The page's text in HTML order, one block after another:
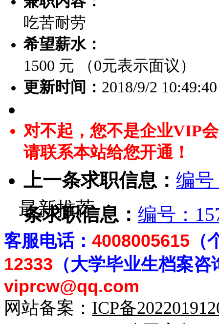
吃苦耐劳
希望薪水：
1500 元 （0元表示面议）
更新时间： 2018/9/2 10:49:40
对不起，您不是企业VIP
请联系本站给您开通！
上一条求职信息： 编号
条求职信息： 编号：
最新推荐
客服电话： 4008005615
12333 （大学毕业生档案咨
viprcw@qq.com
网站备案： ICP备